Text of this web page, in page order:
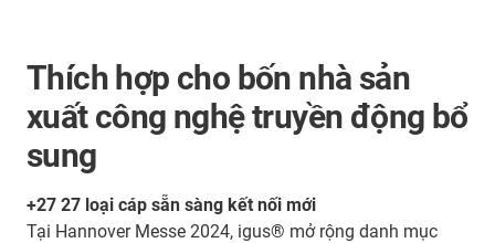
Thích hợp cho bốn nhà sản
xuất công nghệ truyền động bổ
sung
+27 27 loại cáp sẵn sàng kết nối mới
Tại Hannover Messe 2024, igus® mở rộng danh mục